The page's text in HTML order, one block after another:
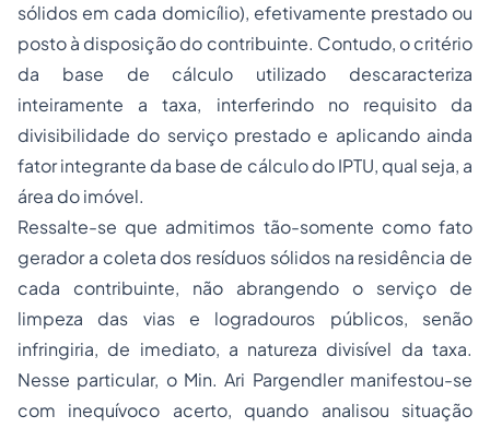
sólidos em cada domicílio), efetivamente prestado ou
posto à disposição do contribuinte. Contudo, o critério
da base de cálculo utilizado descaracteriza
inteiramente a taxa, interferindo no requisito da
divisibilidade do serviço prestado e aplicando ainda
fator integrante da base de cálculo do IPTU, qual seja, a
área do imóvel.
Ressalte-se que admitimos tão-somente como fato
gerador a coleta dos resíduos sólidos na residência de
cada contribuinte, não abrangendo o serviço de
limpeza das vias e logradouros públicos, senão
infringiria, de imediato, a natureza divisível da taxa.
Nesse particular, o Min. Ari Pargendler manifestou-se
com inequívoco acerto, quando analisou situação